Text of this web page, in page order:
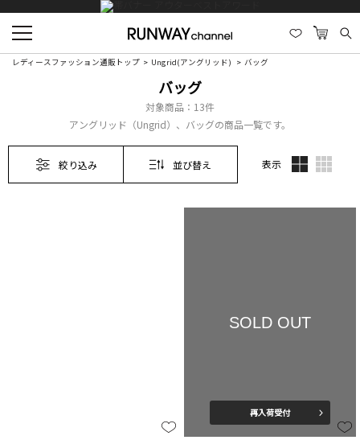
レディースファッション通販トップ Ungrid(アングリッド) バッグ
バッグ
対象商品： 13件
アングリッド（Ungrid）、バッグの商品一覧です。
絞り込み 並び替え 表示
SOLD OUT
再入荷受付